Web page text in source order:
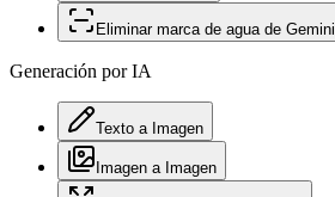
Eliminar marca de agua de Gemini
Generación por IA
Texto a Imagen
Imagen a Imagen